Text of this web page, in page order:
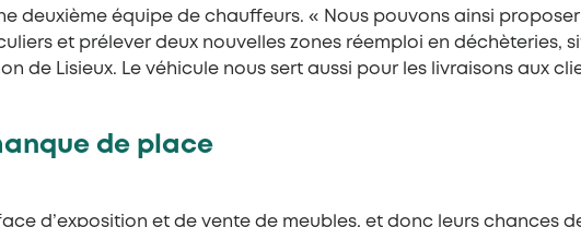
deuxième équipe de chauffeurs. « Nous pouvons ainsi
et prélever deux nouvelles zones réemploi en déchèteries,
de Lisieux. Le véhicule nous sert aussi pour les livraisons aux
de place
d’exposition et de vente de meubles, et donc leurs chances